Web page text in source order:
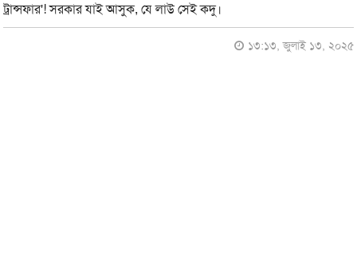
ট্রান্সফার'! সরকার যাই আসুক, যে লাউ সেই কদু।
১৩:১৩, জুলাই ১৩, ২০২৫